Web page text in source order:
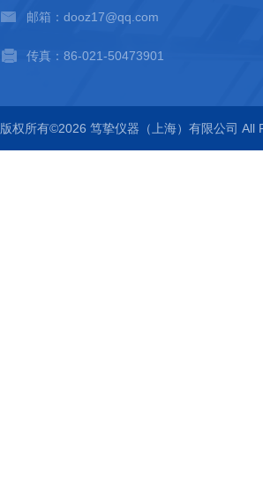
邮箱：dooz17@qq.com
传真：86-021-50473901
版权所有©2026 笃挚仪器（上海）有限公司 All